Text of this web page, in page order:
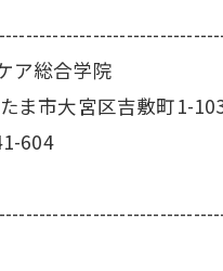
ア総合学院
ま市大宮区吉敷町1-
604